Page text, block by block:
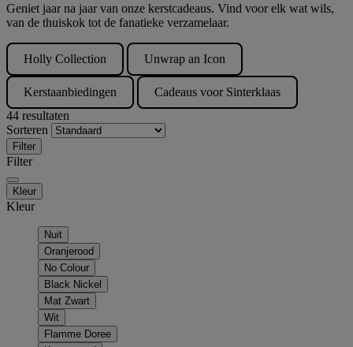
Geniet jaar na jaar van onze kerstcadeaus. Vind voor elk wat wils,
van de thuiskok tot de fanatieke verzamelaar.
Holly Collection Unwrap an Icon
Kerstaanbiedingen
Cadeaus voor Sinterklaas
44 resultaten
Sorteren
Filter
Filter
Kleur
Kleur
Nuit
Oranjerood
No Colour
Black Nickel
Mat Zwart
Wit
Flamme Doree